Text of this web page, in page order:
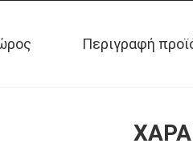
Περιγραφή